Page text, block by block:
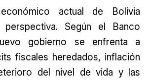
actual de Bolivia
perspectiva. Según el Banco
gobierno se enfrenta a
fiscales heredados, inflación
del nivel de vida y las